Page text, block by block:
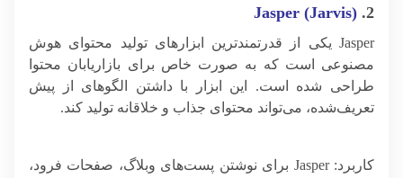
2.
Jasper (Jarvis)
Jasper یکی از قدرتمندترین ابزارهای تولید محتوای هوش
مصنوعی است که به صورت خاص برای بازاریابان محتوا
طراحی شده است. این ابزار با داشتن الگوهای از پیش
تعریف‌شده، می‌تواند محتوای جذاب و خلاقانه تولید کند.
کاربرد: Jasper برای نوشتن پست‌های وبلاگ، صفحات فرود،